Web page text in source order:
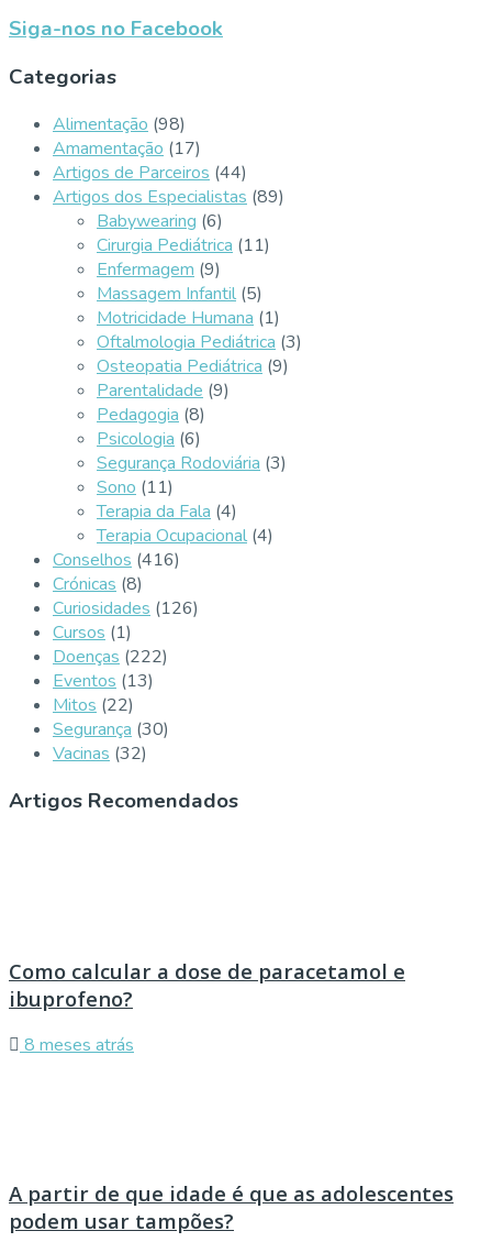
Siga-nos no Facebook
Categorias
Alimentação (98)
Amamentação (17)
Artigos de Parceiros (44)
Artigos dos Especialistas (89)
Babywearing (6)
Cirurgia Pediátrica (11)
Enfermagem (9)
Massagem Infantil (5)
Motricidade Humana (1)
Oftalmologia Pediátrica (3)
Osteopatia Pediátrica (9)
Parentalidade (9)
Pedagogia (8)
Psicologia (6)
Segurança Rodoviária (3)
Sono (11)
Terapia da Fala (4)
Terapia Ocupacional (4)
Conselhos (416)
Crónicas (8)
Curiosidades (126)
Cursos (1)
Doenças (222)
Eventos (13)
Mitos (22)
Segurança (30)
Vacinas (32)
Artigos Recomendados
Como calcular a dose de paracetamol e
ibuprofeno?
8 meses atrás
A partir de que idade é que as adolescentes
podem usar tampões?